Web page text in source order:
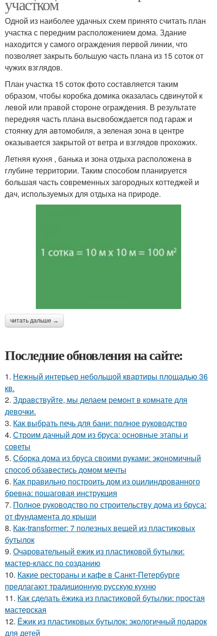
Одной из наиболее удачных схем принято считать план
участка с передним расположением дома. Здание
находится у самого ограждения первой линии, что
позволяет закрыть большую часть плана из 15 соток от
чужих взглядов.
План участка 15 соток фото составляется таким
образом, чтобы коробка домика оказалась сдвинутой к
левой или правой стороне ограждения. В результате
передняя часть плана высвобождается под гараж и
стоянку для автомобиля, а зеленая зона в центре
оказывается закрытой от ветра и взглядов прохожих.
Летняя кухня , банька и зона отдыха расположена в
глубине территории. Таким способом планируется
большая часть современных загородных коттеджей и
дач, используемых для отдыха на природе.
читать дальше →
Последние обновления на сайте:
1. Нежный интерьер небольшой квартиры площадью 36
кв.
2. Здравствуйте, мы делаем ремонт в комнате для
девочки.
3. Как выбрать печь для бани: полное руководство
4. Строим дачный дом из бруса: основные этапы и
советы
5. Сборка дома из бруса своими руками: экономичный
способ обзавестись домом мечты
6. Как правильно построить дом из оцилиндрованного
бревна: пошаговая инструкция
7. Полное руководство по строительству дома из бруса:
от фундамента до крыши
8. Как-transformer: 7 полезных вещей из пластиковых
бутылок
9. Очаровательный ежик из пластиковой бутылки:
мастер-класс по созданию
10. Какие рестораны и кафе в Санкт-Петербурге
предлагают традиционную русскую кухню
11. Как сделать ёжика из пластиковой бутылки: простая
мастерская
12. Ёжик из пластиковых бутылок: экологичный подарок
для детей